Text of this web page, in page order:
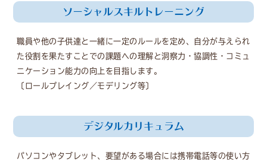
ソーシャルスキルトレーニング
職員や他の子供達と一緒に一定のルールを定め、自分が与えられ
た役割を果たすことでの課題への理解と洞察力・協調性・コミュ
ニケーション能力の向上を目指します。
〔ロールプレイング／モデリング等〕
デジタルカリキュラム
パソコンやタブレット、要望がある場合には携帯電話等の使い方